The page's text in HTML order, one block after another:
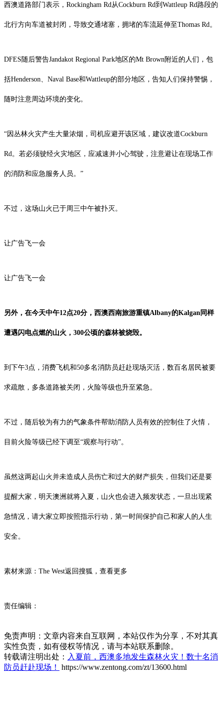
西澳道路部门表示，Rockingham Rd从Cockburn Rd到Wattleup Rd路段的
北行方向车道被封闭，导致交通堵塞，拥堵的车流延伸至Thomas Rd。
DFES随后警告Jandakot Regional Park地区的Mt Brown附近的人们，包
括Henderson、Naval Base和Wattleup的部分地区，告知人们保持警惕，
随时注意周边环境的变化。
“因丛林火灾产生大量浓烟，司机应避开该区域，建议改道Cockburn
Rd。若必须驶经火灾地区，应减速并小心驾驶，注意避让在现场工作
的消防和应急服务人员。”
不过，这场山火已于周三中午被扑灭。
让广告飞一会
让广告飞一会
另外，在今天中午12点20分，西澳西南旅游重镇Albany的Kalgan同样
遭遇闪电点燃的山火，300公顷的森林被烧毁。
到下午3点，消费飞机和50多名消防员赶赴现场灭活，数百名居民被要
求疏散，多条道路被关闭，火险等级也升至紧急。
不过，随后较为有力的气象条件帮助消防人员有效的控制住了火情，
目前火险等级已经下调至“观察与行动”。
虽然这两起山火并未造成人员伤亡和过大的财产损失，但我们还是要
提醒大家，明天澳洲就将入夏，山火也会进入频发状态，一旦出现紧
急情况，请大家立即按照指示行动，第一时间保护自己和家人的人生
安全。
素材来源：The West返回搜狐，查看更多
责任编辑：
免责声明：文章内容来自互联网，本站仅作为分享，不对其真
实性负责，如有侵权等情况，请与本站联系删除。
转载请注明出处： 入夏前，西澳多地发生森林火灾！数十名消
防员赶赴现场！
https://www.zentong.com/zt/13600.html